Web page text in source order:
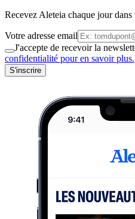
Recevez Aleteia chaque jour
Votre adresse email
J'accepte de recevoir la
confidentialité pour en savoir plus.
S'inscrire